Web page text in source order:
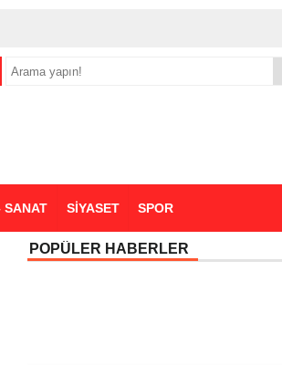
büyük zammı
SANAT SİYASET SPOR
POPÜLER HABERLER